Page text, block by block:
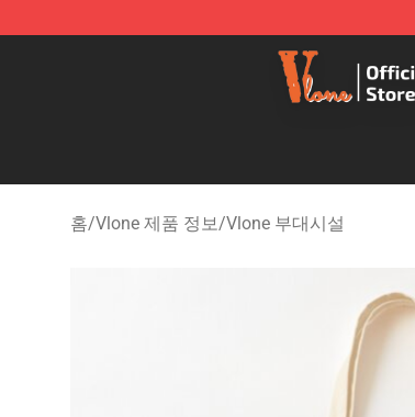
Vlone Shop - Official Vlone Merchandise Store
홈/Vlone 제품 정보/Vlone 부대시설